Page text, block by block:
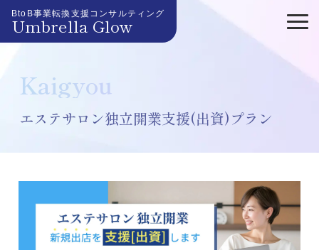
BtoB事業転換支援コンサルティング
Umbrella Glow
Kaigyou
エステサロン独立開業支援(出資)プラン